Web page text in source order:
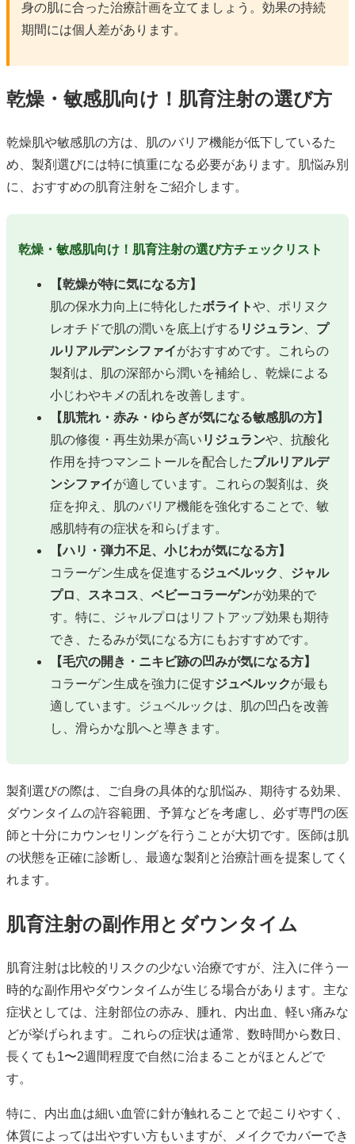
身の肌に合った治療計画を立てましょう。効果の持続
期間には個人差があります。
乾燥・敏感肌向け！肌育注射の選び方
乾燥肌や敏感肌の方は、肌のバリア機能が低下しているた
め、製剤選びには特に慎重になる必要があります。肌悩み別
に、おすすめの肌育注射をご紹介します。
乾燥・敏感肌向け！肌育注射の選び方チェックリスト
【乾燥が特に気になる方】
肌の保水力向上に特化したボライトや、ポリヌク
レオチドで肌の潤いを底上げする リジュラン
プ
ルリアルデンシファイがおすすめです。これらの
製剤は、肌の深部から潤いを補給し、乾燥による
小じわやキメの乱れを改善します。
【肌荒れ・赤み・ゆらぎが気になる敏感肌の方】
肌の修復・再生効果が高い リジュランや、抗酸化
作用を持つマンニトールを配合したプルリアルデ
ンシファイが適しています。これらの製剤は、炎
症を抑え、肌のバリア機能を強化することで、敏
感肌特有の症状を和らげます。
【ハリ・弾力不足、小じわが気になる方】
コラーゲン生成を促進するジュベルック
ジャル
プロ
スネコス ベビーコラーゲンが効果的で
す。特に、ジャルプロはリフトアップ効果も期待
でき、たるみが気になる方にもおすすめです。
【毛穴の開き・ニキビ跡の凹みが気になる方】
コラーゲン生成を強力に促すジュベルックが最も
適しています。ジュベルックは、肌の凹凸を改善
し、滑らかな肌へと導きます。
製剤選びの際は、ご自身の具体的な肌悩み、期待する効果、
ダウンタイムの許容範囲、予算などを考慮し、必ず専門の医
師と十分にカウンセリングを行うことが大切です。医師は肌
の状態を正確に診断し、最適な製剤と治療計画を提案してく
れます。
肌育注射の副作用とダウンタイム
肌育注射は比較的リスクの少ない治療ですが、注入に伴う一
時的な副作用やダウンタイムが生じる場合があります。主な
症状としては、注射部位の赤み、腫れ、内出血、軽い痛みな
どが挙げられます。これらの症状は通常、数時間から数日、
長くても1〜2週間程度で自然に治まることがほとんどで
す。
特に、内出血は細い血管に針が触れることで起こりやすく、
体質によっては出やすい方もいますが、メイクでカバーでき